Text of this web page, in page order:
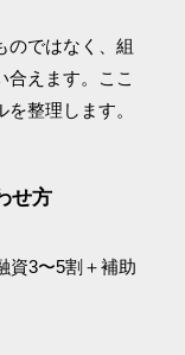
のではなく、組
合えます。ここ
整理します。
せ方
資3〜5割＋補助